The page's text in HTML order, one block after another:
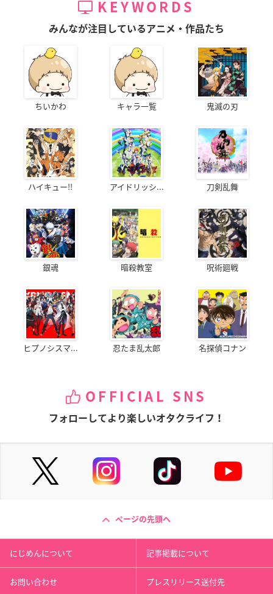
KEYWORDS
みんなが注目しているアニメ・作品たち
ちいかわ キャラ一覧 鬼滅の刃
ハイキュー!! アイドリッシ... 刀剣乱舞
銀魂 暗殺教室 呪術廻戦
ヒプノシスマ... 忍たま乱太郎 名探偵コナン
OFFICIAL SNS
フォローしてより楽しいオタクライフ！
ページの先頭へ
にじめんについて 記事掲載について
お問い合わせ プレスリリース送付先